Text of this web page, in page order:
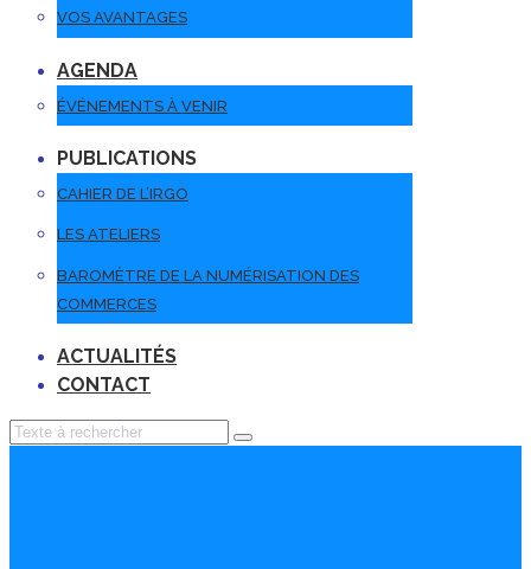
VOS AVANTAGES
AGENDA
ÉVÉNEMENTS À VENIR
PUBLICATIONS
CAHIER DE L’IRGO
LES ATELIERS
BAROMÈTRE DE LA NUMÉRISATION DES
COMMERCES
ACTUALITÉS
CONTACT